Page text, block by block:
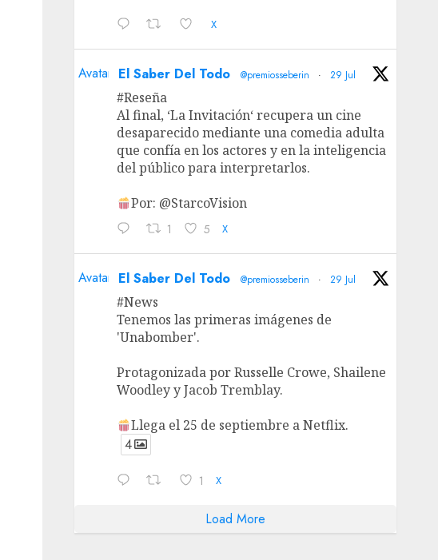
X
Avatar El Saber Del Todo @premiosseberin · 29 Jul
#Reseña
Al final, ‘La Invitación‘ recupera un cine
desaparecido mediante una comedia adulta
que confía en los actores y en la inteligencia
del público para interpretarlos.
Por: @StarcoVision
1 5 X
Avatar El Saber Del Todo @premiosseberin · 29 Jul
#News
Tenemos las primeras imágenes de
'Unabomber'.
Protagonizada por Russelle Crowe, Shailene
Woodley y Jacob Tremblay.
Llega el 25 de septiembre a Netflix.
4
1 X
Load More